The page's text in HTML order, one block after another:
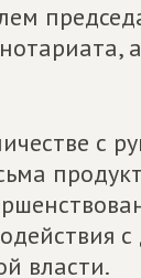
с
власти.